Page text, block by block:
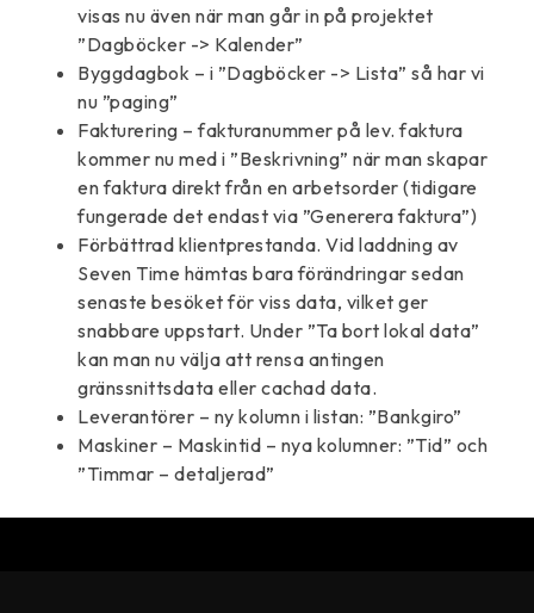
visas nu även när man går in på projektet
”Dagböcker -> Kalender”
Byggdagbok – i ”Dagböcker -> Lista” så har vi
nu ”paging”
Fakturering – fakturanummer på lev. faktura
kommer nu med i ”Beskrivning” när man skapar
en faktura direkt från en arbetsorder (tidigare
fungerade det endast via ”Generera faktura”)
Förbättrad klientprestanda. Vid laddning av
Seven Time hämtas bara förändringar sedan
senaste besöket för viss data, vilket ger
snabbare uppstart. Under ”Ta bort lokal data”
kan man nu välja att rensa antingen
gränssnittsdata eller cachad data.
Leverantörer – ny kolumn i listan: ”Bankgiro”
Maskiner – Maskintid – nya kolumner: ”Tid” och
”Timmar – detaljerad”